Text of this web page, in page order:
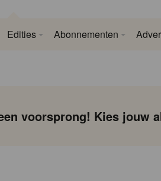
Edities Abonnementen
voorsprong! Kies jouw